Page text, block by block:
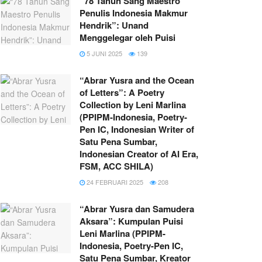
Penulis Indonesia Makmur
Hendrik”: Unand
Menggelegar oleh Puisi
5 JUNI 2025 139
“Abrar Yusra and the Ocean
of Letters”: A Poetry
Collection by Leni Marlina
(PPIPM-Indonesia, Poetry-
Pen IC, Indonesian Writer of
Satu Pena Sumbar,
Indonesian Creator of AI Era,
FSM, ACC SHILA)
24 FEBRUARI 2025 208
“Abrar Yusra dan Samudera
Aksara”: Kumpulan Puisi
Leni Marlina (PPIPM-
Indonesia, Poetry-Pen IC,
Satu Pena Sumbar, Kreator